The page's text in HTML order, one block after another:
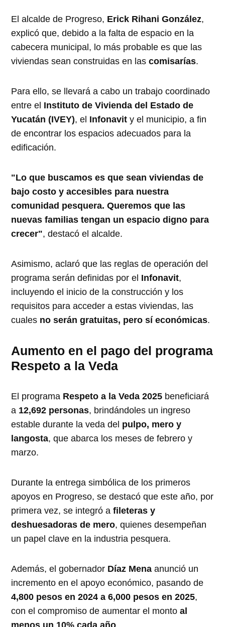
El alcalde de Progreso, Erick Rihani González,
explicó que, debido a la falta de espacio en la
cabecera municipal, lo más probable es que las
viviendas sean construidas en lascomisarías.
Para ello, se llevará a cabo un trabajo coordinado
entre el Instituto de Vivienda del Estado de
Yucatán (IVEY), el Infonavit y el municipio, a fin
de encontrar los espacios adecuados para la
edificación.
"Lo que buscamos es que sean viviendas de
bajo costo y accesibles para nuestra
comunidad pesquera. Queremos que las
nuevas familias tengan un espacio digno para
crecer", destacó el alcalde.
Asimismo, aclaró que las reglas de operación del
programa serán definidas por el Infonavit,
incluyendo el inicio de la construcción y los
requisitos para acceder a estas viviendas, las
cuales no serán gratuitas, pero sí económicas.
Aumento en el pago del programa
Respeto a la Veda
El programa Respeto a la Veda 2025 beneficiará
a 12,692 personas, brindándoles un ingreso
estable durante la veda del pulpo, mero y
langosta, que abarca los meses de febrero y
marzo.
Durante la entrega simbólica de los primeros
apoyos en Progreso, se destacó que este año, por
primera vez, se integró afileteras y
deshuesadoras de mero, quienes desempeñan
un papel clave en la industria pesquera.
Además, el gobernador Díaz Mena anunció un
incremento en el apoyo económico, pasando de
4,800 pesos en 2024 a 6,000 pesos en 2025,
con el compromiso de aumentar el montoal